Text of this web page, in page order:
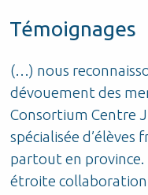
Témoignages
(…) nous
dévouement des
Consortium Centre
spécialisée
partout en province.
étroite collaboration